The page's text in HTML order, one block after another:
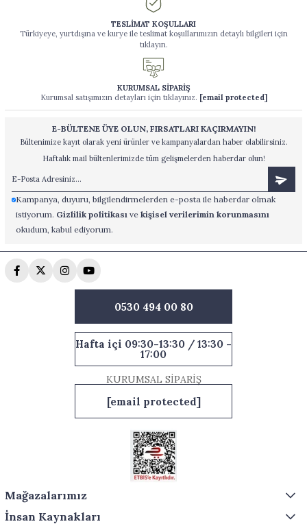
TESLİMAT KOŞULLARI
Türkiyeye, yurtdışına ve kurye ile teslimat koşullarımızın detaylı bilgileri için
tıklayın.
KURUMSAL SİPARİŞ
Kurumsal satışımızın detayları için tıklayınız. [email protected]
E-BÜLTENE ÜYE OLUN, FIRSATLARI KAÇIRMAYIN!
Bültenimize kayıt olarak yeni ürünler ve kampanyalardan haber olabilirsiniz.
Haftalık mail bültenlerimizde tüm gelişmelerden haberdar olun!
Kampanya, duyuru, bilgilendirmelerden e-posta ile haberdar olmak
istiyorum. Gizlilik politikasıve kişisel verilerimin korunmasını
okudum, kabul ediyorum.
0530 494 00 80
Hafta içi 09:30-13:30 / 13:30 -
17:00
KURUMSAL SİPARİŞ
[email protected]
Mağazalarımız
İnsan Kaynakları